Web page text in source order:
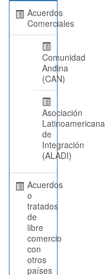
Acuerdos
Comerciales
Comunidad
Andina
(CAN)
Asociación
Latinoamericana
de
Integración
(ALADI)
Acuerdos
o
tratados
de
libre
comercio
con
otros
países